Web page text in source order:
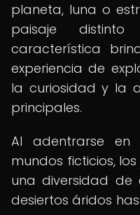
planeta, luna o
paisaje
característica
experiencia de
la curiosidad y la
principales.
Al adentrarse en
mundos ficticios,
una diversidad de
desiertos áridos